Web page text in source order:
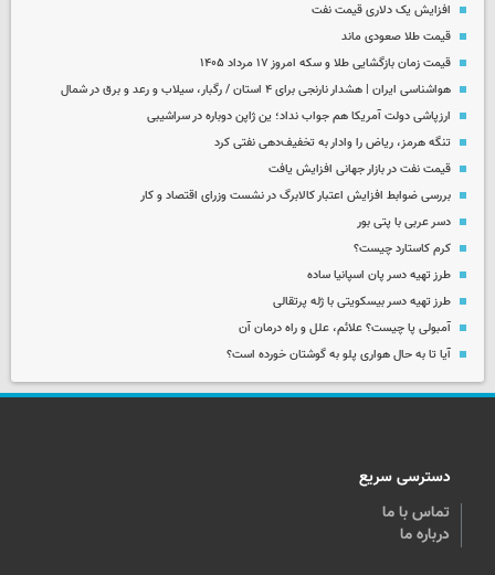
افزایش یک دلاری قیمت نفت
قیمت طلا صعودی ماند
قیمت زمان بازگشایی طلا و سکه امروز ۱۷ مرداد ۱۴۰۵
هواشناسی ایران | هشدار نارنجی برای ۴ استان / رگبار، سیلاب و رعد و برق در شمال
ارزپاشی دولت آمریکا هم جواب نداد؛ ین ژاپن دوباره در سراشیبی
تنگه هرمز، ریاض را وادار به تخفیف‌دهی نفتی کرد
قیمت نفت در بازار جهانی افزایش یافت
بررسی ضوابط افزایش اعتبار کالابرگ در نشست وزرای اقتصاد و کار
دسر عربی با پتی بور
کرم کاستارد چیست؟
طرز تهیه دسر پان اسپانیا ساده
طرز تهیه دسر بیسکویتی با ژله پرتقالی
آمبولی پا چیست؟ علائم، علل و راه درمان آن
آیا تا به حال هواری پلو به گوشتان خورده است؟
دسترسی سریع
تماس با ما
درباره ما